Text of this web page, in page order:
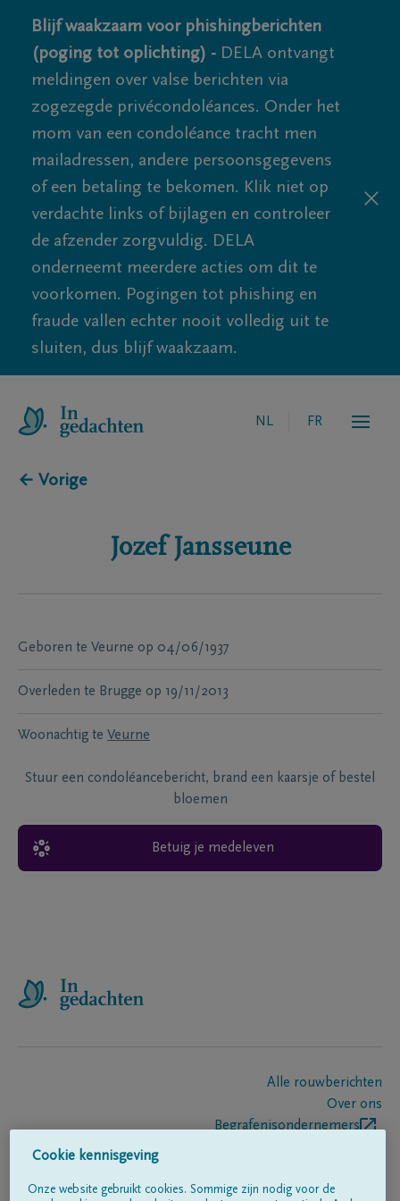
Blijf waakzaam voor phishingberichten
(poging tot oplichting) - DELA ontvangt
meldingen over valse berichten via
zogezegde privécondoléances. Onder het
mom van een condoléance tracht men
mailadressen, andere persoonsgegevens
of een betaling te bekomen. Klik niet op
verdachte links of bijlagen en controleer
de afzender zorgvuldig. DELA
onderneemt meerdere acties om dit te
voorkomen. Pogingen tot phishing en
fraude vallen echter nooit volledig uit te
sluiten, dus blijf waakzaam.
NL FR
← Vorige
Jozef Jansseune
Geboren te Veurne op 04/06/1937
Overleden te Brugge op 19/11/2013
Woonachtig te Veurne
Stuur een condoléancebericht, brand een kaarsje of bestel
bloemen
Betuig je medeleven
Alle rouwberichten
Over ons
Begrafenisondernemers
Cookie kennisgeving
Onze website gebruikt cookies. Sommige zijn nodig voor de